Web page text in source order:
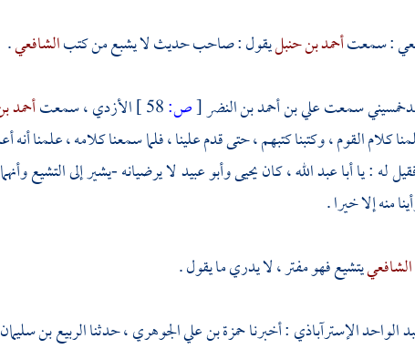
: سمعتأحمد بن حنبليقول : صاحب حديث لا يشبع من كتبالشافعي.
سمعتعلي بن أحمد بن النضر[ص: الأزدي، سمعتأحمد
كلام القوم ، وكتبنا كتبهم ، حتى قدم علينا ، فلما سمعنا كلامه ، علمنا أنه
له : ياأبا عبد الله، كانيحيىوأبو عبيدلا يرضيانه -يشير إلى التشيع
منه إلا خيرا .
الشافعييتشيع فهو مفتر ، لا يدري ما يقول .
الواحد الإسترآباذي: أخبرناحمزة بن علي الجوهري، حدثناالربيع بن سليمان